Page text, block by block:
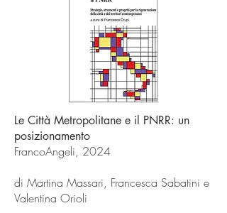
Le Città Metropolitane e il PNRR: un
posizionamento
FrancoAngeli, 2024
di Martina Massari, Francesca Sabatini e
Valentina Orioli